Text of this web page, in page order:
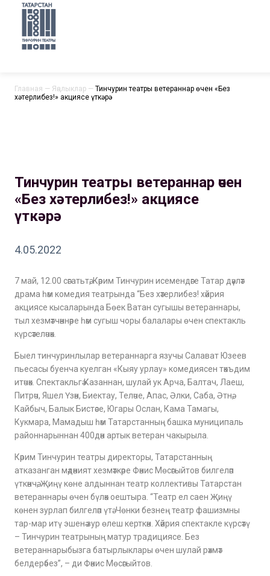
Главная — Яңалыклар — Тинчурин театры ветераннар өчен «Без
хәтерлибез!» акциясе үткәрә
Тинчурин театры ветераннар өчен
«Без хәтерлибез!» акциясе
үткәрә
4.05.2022
7 май, 12.00 сәгатьтә, Кәрим Тинчурин исемендәге Татар дәүләт
драма һәм комедия театрында “Без хәтерлибез! хәйрия
акциясе кысаларында Бөек Ватан сугышы ветераннары,
тыл хезмәтчәннәре һәм сугыш чоры балалары өчен спектакль
күрсәтеләчәк.
Быел тинчуринлылар ветераннарга язучы Салават Юзеев
пьесасы буенча куелган «Кыяу урлау» комедиясен тәкъдим
итәчәк. Спектакльгә Казаннан, шулай ук Арча, Балтач, Лаеш,
Питрәч, Яшел Үзән, Биектау, Теләче, Апас, Әлки, Саба, Әтнә,
Кайбыч, Балык Бистәсе, Югары Ослан, Кама Тамагы,
Кукмара, Мамадыш һәм Татарстанның башка муниципаль
районнарыннан 400дән артык ветеран чакырыла.
Кәрим Тинчурин театры директоры, Татарстанның
атказанган мәдәният хезмәткәре Фәнис Мөсәгыйтов билгеләп
үткәнчә, Җиңү көне алдыннан театр коллективы Татарстан
ветераннары өчен бүләк оештыра. “Театр ел саен Җиңү
көнен зурлап билгеләп үтә. Чөнки безнең театр фашизмны
тар-мар итү эшенә зур өлеш керткән. Хәйрия спектакле күрсәтү
– Тинчурин театрының матур традициясе. Без
ветераннарыбызга батырлыклары өчен шулай рәхмәт
белдерәбез”, – ди Фәнис Мөсәгыйтов.